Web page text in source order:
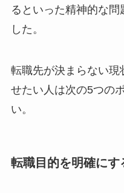
るといった精神的な問
した。
転職先が決まらない現
せたい人は次の5つの
い。
転職目的を明確にす